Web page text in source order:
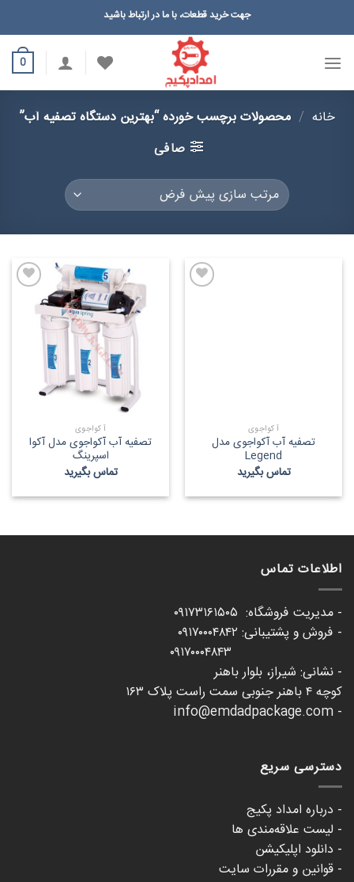
جهت خرید قطعات، با ما در ارتباط باشید
0
خانه / محصولات برچسب خورده “بهترین دستگاه تصفیه آب”
صافی
آکواجوی
تصفیه آب آکواجوی مدل
Legend
تماس بگیرید
آکواجوی
تصفیه آب آکواجوی مدل آکوا
اسپرینگ
تماس بگیرید
اطلاعات تماس
- مدیریت فروشگاه: ۰۹۱۷۳۱۶۱۵۰۵
- فروش و پشتیبانی: ۰۹۱۷۰۰۰۴۸۴۲
- نشانی: شیراز، بلوار باهنر
کوچه ۴ باهنر جنوبی سمت راست پلاک ۱۶۳
- info@emdadpackage.com
دسترسی سریع
- درباره امداد پکیج
- لیست علاقه‌مندی ها
- دانلود اپلیکیشن
- قوانین و مقررات سایت